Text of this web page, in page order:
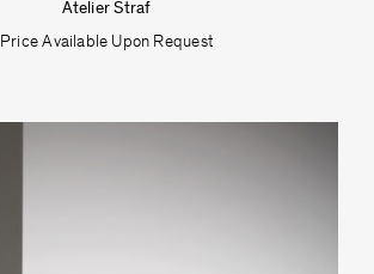
Atelier Straf
Price Available Upon Request